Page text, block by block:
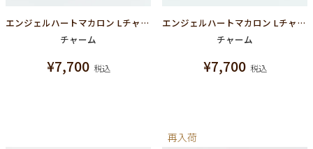
エンジェルハートマカロン Lチャーム（レッド）
チャーム
¥7,700 税込
エンジェルハートマカロン Lチャーム（ライトブルー）
チャーム
¥7,700 税込
再入荷